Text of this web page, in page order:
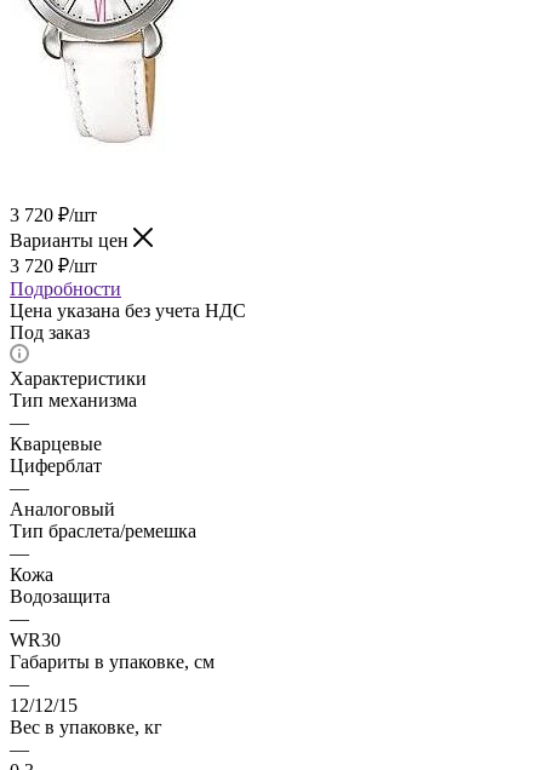
3 720 ₽/шт
Варианты цен
3 720 ₽/шт
Подробности
Цена указана без учета НДС
Под заказ
Характеристики
Тип механизма
—
Кварцевые
Циферблат
—
Аналоговый
Тип браслета/ремешка
—
Кожа
Водозащита
—
WR30
Габариты в упаковке, см
—
12/12/15
Вес в упаковке, кг
—